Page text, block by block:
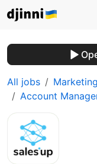
All jobs
Account